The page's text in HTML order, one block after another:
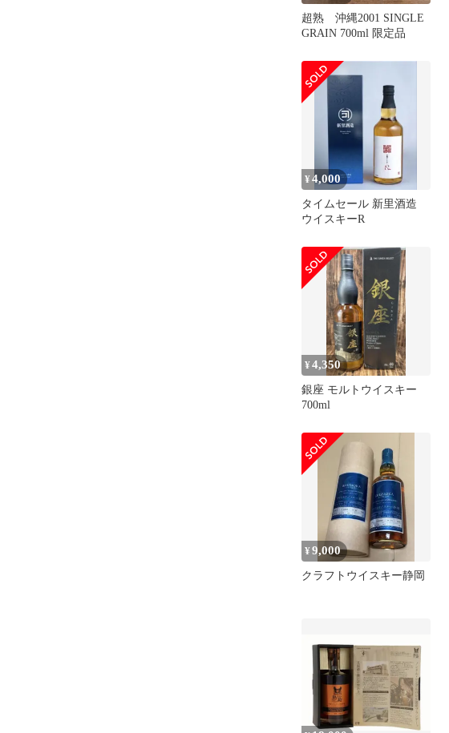
超熟 沖縄2001 SINGLE
GRAIN 700ml 限定品
¥4,000
タイムセール 新里酒造
ウイスキーR
¥4,350
銀座 モルトウイスキー
700ml
¥9,000
クラフトウイスキー静岡